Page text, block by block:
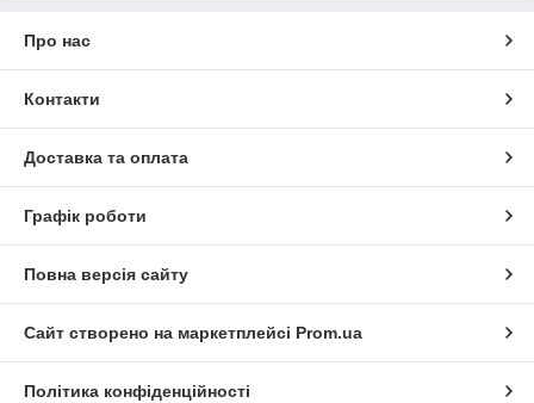
Про нас
Контакти
Доставка та оплата
Графік роботи
Повна версія сайту
Сайт створено на маркетплейсі Prom.ua
Політика конфіденційності